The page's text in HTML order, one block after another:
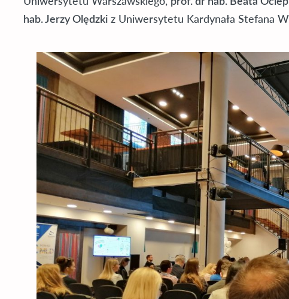
hab. Jerzy Olędzki z Uniwersytetu Kardynała Stefana